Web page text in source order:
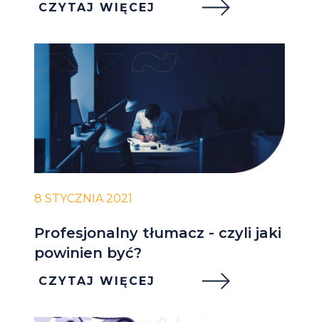
CZYTAJ WIĘCEJ
8 STYCZNIA 2021
Profesjonalny tłumacz - czyli jaki
powinien być?
CZYTAJ WIĘCEJ